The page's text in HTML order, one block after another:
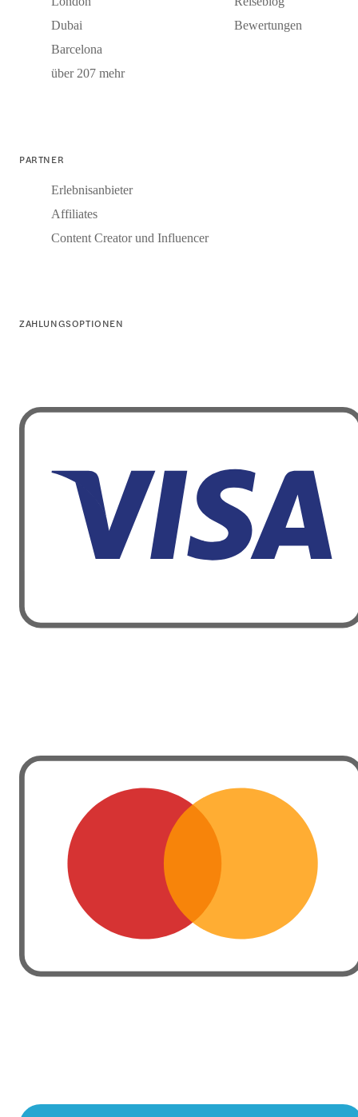
Dubai
Barcelona
über 207 mehr
Bewertungen
PARTNER
Erlebnisanbieter
Affiliates
Content Creator und Influencer
ZAHLUNGSOPTIONEN